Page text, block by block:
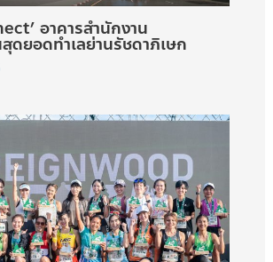
อาคารสำนักงาน
ดยอดทำเลย่านรัชดาภิเษก